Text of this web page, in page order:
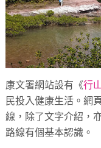
康文署網站設有《行
民投入健康生活。網
線，除了文字介紹，
路線有個基本認識。